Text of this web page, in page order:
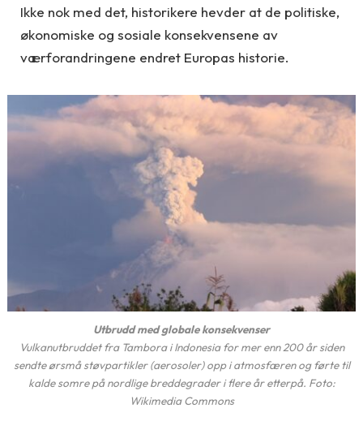
Ikke nok med det, historikere hevder at de politiske,
økonomiske og sosiale konsekvensene av
værforandringene endret Europas historie.
Utbrudd med globale konsekvenser
Vulkanutbruddet fra Tambora i Indonesia for mer enn 200 år siden
sendte ørsmå støvpartikler (aerosoler) opp i atmosfæren og førte til
kalde somre på nordlige breddegrader i flere år etterpå. Foto:
Wikimedia Commons